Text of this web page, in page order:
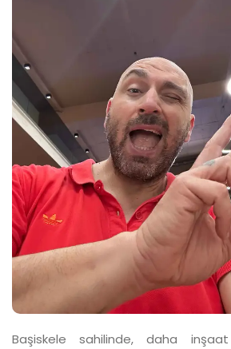
Başiskele sahilinde, daha